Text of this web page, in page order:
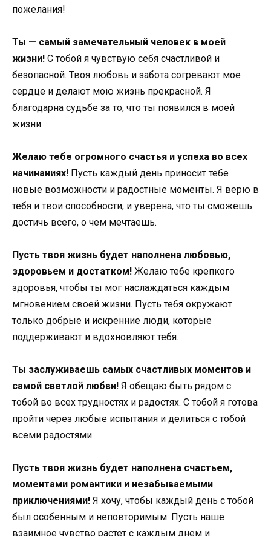
пожелания!
Ты — самый замечательный человек в моей
жизни! С тобой я чувствую себя счастливой и
безопасной. Твоя любовь и забота согревают мое
сердце и делают мою жизнь прекрасной. Я
благодарна судьбе за то, что ты появился в моей
жизни.
Желаю тебе огромного счастья и успеха во всех
начинаниях! Пусть каждый день приносит тебе
новые возможности и радостные моменты. Я верю в
тебя и твои способности, и уверена, что ты сможешь
достичь всего, о чем мечтаешь.
Пусть твоя жизнь будет наполнена любовью,
здоровьем и достатком! Желаю тебе крепкого
здоровья, чтобы ты мог наслаждаться каждым
мгновением своей жизни. Пусть тебя окружают
только добрые и искренние люди, которые
поддерживают и вдохновляют тебя.
Ты заслуживаешь самых счастливых моментов и
самой светлой любви! Я обещаю быть рядом с
тобой во всех трудностях и радостях. С тобой я готова
пройти через любые испытания и делиться с тобой
всеми радостями.
Пусть твоя жизнь будет наполнена счастьем,
моментами романтики и незабываемыми
приключениями! Я хочу, чтобы каждый день с тобой
был особенным и неповторимым. Пусть наше
взаимное чувство растет с каждым днем и